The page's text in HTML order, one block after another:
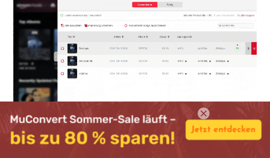
Sie können auf den Button